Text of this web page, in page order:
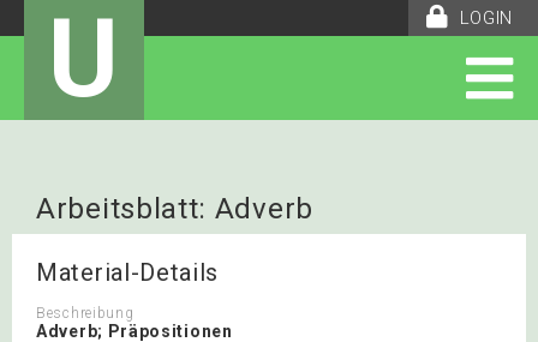
LOGIN
U
Arbeitsblatt: Adverb
Material-Details
Beschreibung
Adverb; Präpositionen